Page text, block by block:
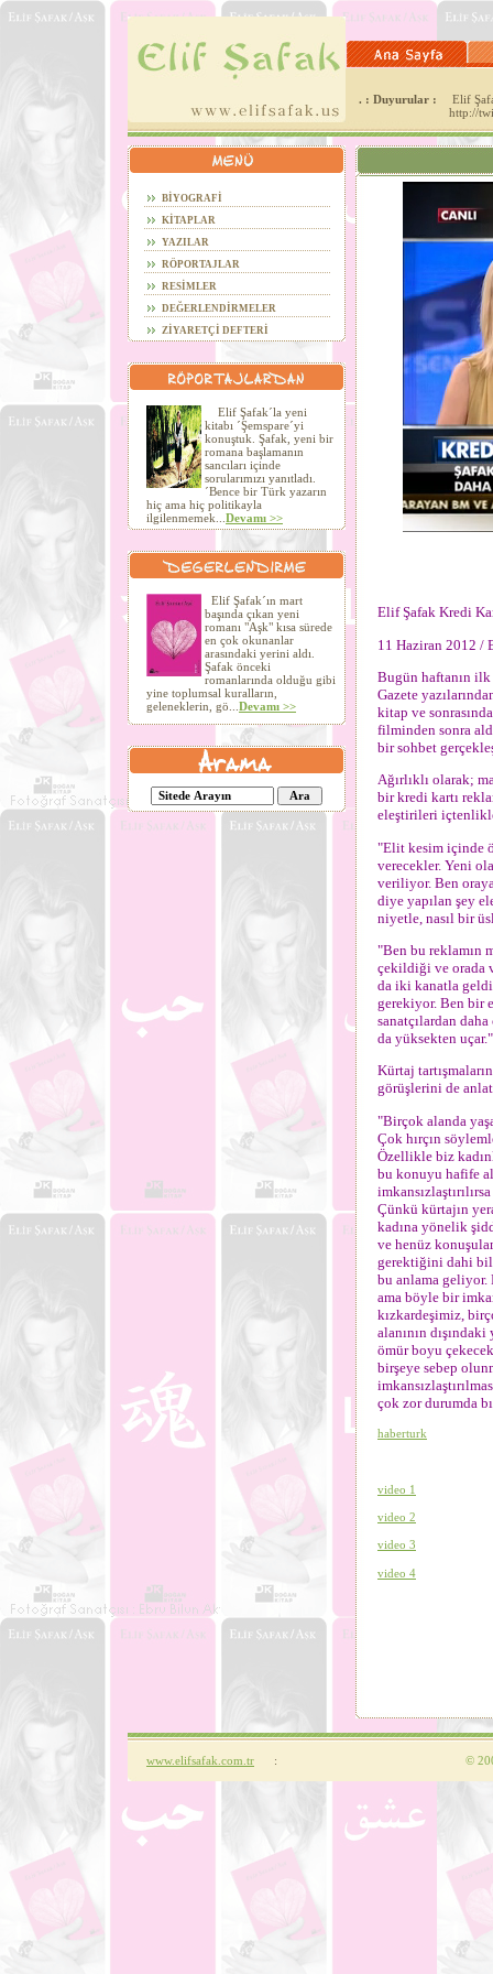
. : Duyurular :
Elif
http://
BİYOGRAFİ
KİTAPLAR
YAZILAR
RÖPORTAJLAR
RESİMLER
DEĞERLENDİRMELER
ZİYARETÇİ DEFTERİ
Elif Şafak´la yeni
kitabı ´Şemspare´yi
konuştuk. Şafak, yeni bir
romana başlamanın
sancıları içinde
sorularımızı yanıtladı.
´Bence bir Türk yazarın
hiç ama hiç politikayla
ilgilenmemek... Devamı >>
Elif Şafak´ın mart
başında çıkan yeni
romanı "Aşk" kısa sürede
en çok okunanlar
arasındaki yerini aldı.
Şafak önceki
romanlarında olduğu gibi
yine toplumsal kuralların,
geleneklerin, gö... Devamı >>
Elif Şafak Kredi
11 Haziran 2012 /
Bugün haftanın ilk
Gazete
kitap ve
filminden sonra
bir sohbet
Ağırlıklı olarak;
bir kredi kartı
eleştirileri
"Elit kesim içinde
verecekler. Yeni
veriliyor. Ben
diye yapılan şey
niyetle, nasıl bir
"Ben bu reklamın
çekildiği ve orada
da iki kanatla
gerekiyor. Ben bir
sanatçılardan
da yüksekten uçar."
Kürtaj
görüşlerini de
"Birçok alanda
Çok hırçın
Özellikle biz
bu konuyu hafife
Çünkü kürtajın
kadına yönelik
ve henüz
gerektiğini dahi
bu anlama geliyor.
ama böyle bir
kızkardeşimiz,
alanının
ömür boyu
birşeye sebep
çok zor durumda
haberturk
video 1
video 2
video 3
video 4
www.elifsafak.com.tr : ©